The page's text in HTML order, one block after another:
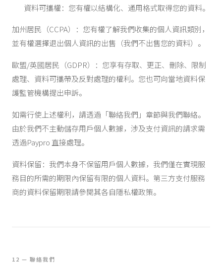
資料可攜權：您有權以結構化、通用格式取得您的資料。
加州居民（CCPA）：您有權了解我們收集的個人資訊類別，
並有權選擇退出個人資訊的出售（我們不出售您的資料）。
歐盟/英國居民（GDPR）：您享有存取、更正、刪除、限制
處理、資料可攜帶及反對處理的權利。您也可向當地資料保
護監管機構提出申訴。
如需行使上述權利，請透過「聯絡我們」章節與我們聯絡。
由於我們不主動儲存用戶個人數據，涉及支付資訊的請求需
透過Paypro 直接處理。
資料保留：我們本身不保留用戶個人數據，我們僅在實現服
務目的所需的期限內保留有限的個人資料。第三方支付服務
商的資料保留期限請參閱其各自隱私權政策。
12 — 聯絡我們